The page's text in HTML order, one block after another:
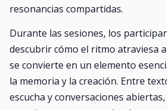
resonancias compartidas.
Durante las sesiones, los
descubrir cómo el ritmo atraviesa
se convierte en un elemento
la memoria y la creación. Entre
escucha y conversaciones